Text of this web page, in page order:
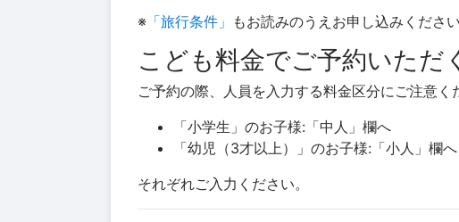
※ 「旅行条件」 もお読みのうえお申し込みください
こども料金でご予約いただ
ご予約の際、人員を入力する料金区分にご注意く
「小学生」のお子様:「中人」欄へ
「幼児（3才以上）」のお子様:「小人」欄へ
それぞれご入力ください。